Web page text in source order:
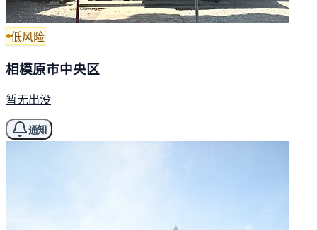
低风险
相模原市中央区
暂无出没
通知